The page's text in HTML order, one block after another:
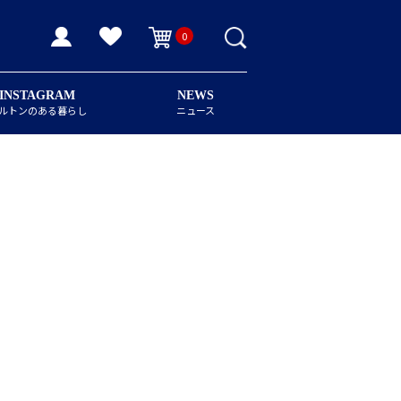
0
INSTAGRAM
トンのある暮らし
NEWS
ニュース